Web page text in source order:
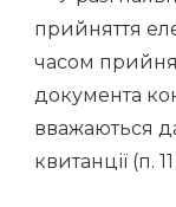
прийняття
часом
документа
вважаються
квитанції (п.